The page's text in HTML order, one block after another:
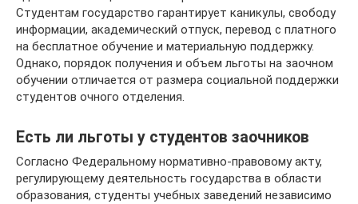
Студентам государство гарантирует каникулы, свободу
информации, академический отпуск, перевод с платного
на бесплатное обучение и материальную поддержку.
Однако, порядок получения и объем льготы на заочном
обучении отличается от размера социальной поддержки
студентов очного отделения.
Есть ли льготы у студентов заочников
Согласно Федеральному нормативно-правовому акту,
регулирующему деятельность государства в области
образования, студенты учебных заведений независимо